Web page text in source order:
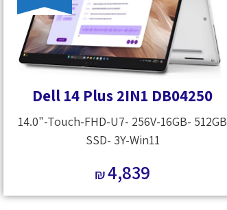
Dell 14 Plus 2IN1 DB04250
14.0"-Touch-FHD-U7- 256V-16GB- 512GB
SSD- 3Y-Win11
₪4,839